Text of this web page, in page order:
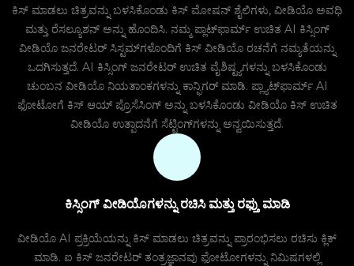
ಕಿಸ್ ಮಾಡಲು ಚಿತ್ರವನ್ನು ಬಳಸಿಕೊಂಡು ಕಿಸ್ ಮೋಷನ್ ಶೈಲಿಗಳು, ವೀಡಿಯೊ ಅವಧಿ
ಮತ್ತು ರೆಸಲ್ಯೂಶನ್ ಅನ್ನು ಹೊಂದಿಸಿ. ನಮ್ಮ ಪ್ಲಾಟ್‌ಫಾರ್ಮ್ ಉಚಿತ AI ಕಿಸ್ಸಿಂಗ್
ವೀಡಿಯೊ ಜನರೇಟರ್ ಸಿಸ್ಟಮ್‌ಗಳೊಂದಿಗೆ ಕಿಸ್ ವೀಡಿಯೊ ರಚನೆಗೆ ನಮ್ಯತೆಯನ್ನು
ಒದಗಿಸುತ್ತದೆ. AI ಕಿಸ್ಸಿಂಗ್ ಜನರೇಟರ್ ಉಚಿತ ವೈಶಿಷ್ಟ್ಯಗಳನ್ನು ಬಳಸಿಕೊಂಡು
ಚುಂಬನ ವೀಡಿಯೊ ನಿಯತಾಂಕಗಳನ್ನು ಕಾನ್ಫಿಗರ್ ಮಾಡಿ. ಪ್ಲ್ಯಾಟ್‌ಫಾರ್ಮ್ AI
ಫೋಟೋಗೆ ಕಿಸ್ ಆಯ್ ಪ್ರೊಸೆಸಿಂಗ್ ಅನ್ನು ಬಳಸಿಕೊಂಡು ವೀಡಿಯೊ ಕಿಸ್ ಉಚಿತ
ವೀಡಿಯೊ ಉತ್ಪಾದನೆಗೆ ಸೆಟ್ಟಿಂಗ್‌ಗಳನ್ನು ಅನ್ವಯಿಸುತ್ತದೆ.
ಕಿಸ್ಸಿಂಗ್ ವೀಡಿಯೊಗಳನ್ನು ರಚಿಸಿ ಮತ್ತು ರಫ್ತು ಮಾಡಿ
ವೀಡಿಯೊ AI ಪ್ರಕ್ರಿಯೆಯನ್ನು ಕಿಸ್ ಮಾಡಲು ಚಿತ್ರವನ್ನು ಪ್ರಾರಂಭಿಸಲು ರಚಿಸು ಕ್ಲಿಕ್
ಮಾಡಿ. ಐ ಕಿಸ್ ಜನರೇಟರ್ ತಂತ್ರಜ್ಞಾನವು ಫೋಟೋಗಳನ್ನು ನಿಮಿಷಗಳಲ್ಲಿ